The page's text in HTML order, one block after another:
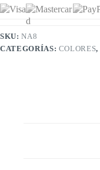
SKU:NA8
CATEGORÍAS: COLORES,